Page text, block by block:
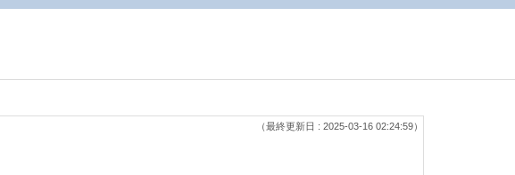
（最終更新日 : 2025-03-16 02:24:59）